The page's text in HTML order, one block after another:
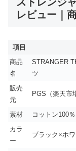
レビュー｜
項目
商品
名
STRANGER
ツ
販売
元
PGS（楽天市
素材
コットン100％
カラ
ー
ブラック×ホワ